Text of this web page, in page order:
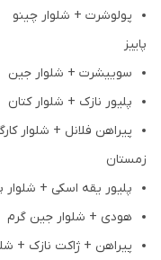
پولوشرت + شلوار چینو
پاییز
سوییشرت + شلوار جین
پلیور نازک + شلوار کتان
پیراهن فلانل + شلوار
زمستان
پلیور یقه اسکی +
هودی + شلوار جین گرم
پیراهن + ژاکت نازک +